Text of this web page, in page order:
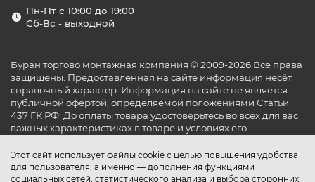
Инверторная технология
стабильную работу и снижает
Управление через Wi-Fi— позволяет
контролировать климат в помещении с помощью
смартфона.
Режимы обогрева и охлаждения—
обеспечивают комфорт в любое время года.
Преимущества покупки в
«Буран Климат»
Этот сайт использует файлы cookie с целью повышения удобства
для пользователя, а именно — дополнения функциями
социальных сетей, статистического анализа и выбора сторонних
Пн-Пт с 10:00 до 19:00
Сб-Вс - выходной
Буран торгово монтажная компания © 2009-2026 Все права
защищены. Предоставленная на сайте информация несёт
справочный характер. Информация на сайте не является
публичной офертой, определяемой положениями Статьи
437 ГК РФ. До оплаты товара удостоверьтесь во всех для вас
важных характеристиках в товаре и условиях его